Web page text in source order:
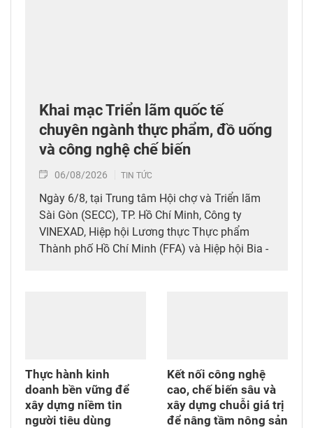
Khai mạc Triển lãm quốc tế
chuyên ngành thực phẩm, đồ uống
và công nghệ chế biến
06/08/2026 TIN TỨC
Ngày 6/8, tại Trung tâm Hội chợ và Triển lãm
Sài Gòn (SECC), TP. Hồ Chí Minh, Công ty
VINEXAD, Hiệp hội Lương thực Thực phẩm
Thành phố Hồ Chí Minh (FFA) và Hiệp hội Bia -
Thực hành kinh
doanh bền vững để
xây dựng niềm tin
người tiêu dùng
Kết nối công nghệ
cao, chế biến sâu và
xây dựng chuỗi giá trị
để nâng tầm nông sản